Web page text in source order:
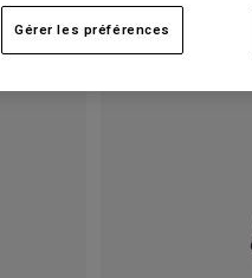
Gérer les préférences